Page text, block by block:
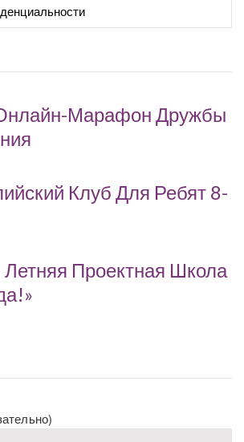
Марафон Дружбы
Клуб Для Ребят 8-
Летняя Проектная Школа